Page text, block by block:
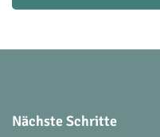
Nächste Schritte